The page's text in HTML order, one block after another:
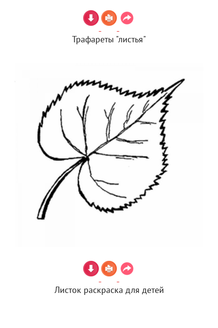
Трафареты "листья"
Листок раскраска для детей